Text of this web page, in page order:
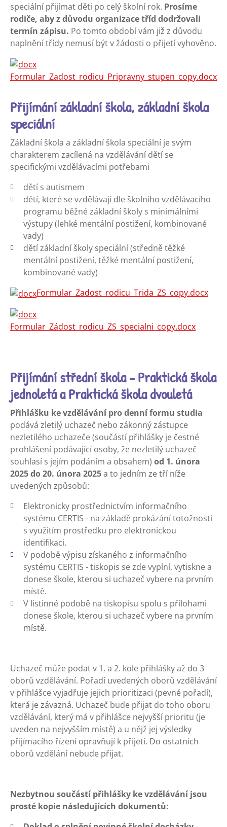
speciální přijímat děti po celý školní rok. Prosíme
rodiče, aby z důvodu organizace tříd dodržovali
termín zápisu. Po tomto období vám již z důvodu
naplnění třídy nemusí být v žádosti o přijetí vyhověno.
Formular_Zadost_rodicu_Pripravny_stupen_copy.docx
Přijímání základní škola, základní škola
speciální
Základní škola a základní škola speciální je svým
charakterem zacílená na vzdělávání dětí se
specifickými vzdělávacími potřebami
dětí s autismem
dětí, které se vzdělávají dle školního vzdělávacího
programu běžné základní školy s minimálními
výstupy (lehké mentální postižení, kombinované
vady)
dětí základní školy speciální (středně těžké
mentální postižení, těžké mentální postižení,
kombinované vady)
Formular_Zadost_rodicu_Trida_ZS_copy.docx
Formular_Zádost_rodicu_ZS_specialni_copy.docx
Přijímání střední škola - Praktická škola
jednoletá a Praktická škola dvouletá
Přihlášku ke vzdělávání pro denní formu studia
podává zletilý uchazeč nebo zákonný zástupce
nezletilého uchazeče (součástí přihlášky je čestné
prohlášení podávající osoby, že nezletilý uchazeč
souhlasí s jejím podáním a obsahem) od 1. února
2025 do 20. února 2025a to jedním ze tří níže
uvedených způsobů:
Elektronicky prostřednictvím informačního
systému CERTIS - na základě prokázání totožnosti
s využitím prostředku pro elektronickou
identifikaci.
V podobě výpisu získaného z informačního
systému CERTIS - tiskopis se zde vyplní, vytiskne a
donese škole, kterou si uchazeč vybere na prvním
místě.
V listinné podobě na tiskopisu spolu s přílohami
donese škole, kterou si uchazeč vybere na prvním
místě.
Uchazeč může podat v 1. a 2. kole přihlášky až do 3
oborů vzdělávání. Pořadí uvedených oborů vzdělávání
v přihlášce vyjadřuje jejich prioritizaci (pevné pořadí),
která je závazná. Uchazeč bude přijat do toho oboru
vzdělávání, který má v přihlášce nejvyšší prioritu (je
uveden na nejvyšším místě) a u nějž jej výsledky
přijímacího řízení opravňují k přijetí. Do ostatních
oborů vzdělání nebude přijat.
Nezbytnou součástí přihlášky ke vzdělávání jsou
prosté kopie následujících dokumentů: